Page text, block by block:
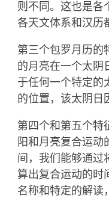
则不同。这也是各
各天文体系和汉历
第三个包罗月历的
的月亮在一个太阴
于任何一个特定的
的位置，该太阴日
第四个和第五个特
阳和月亮复合运
间，我们能够通过
算出复合运动的时
名称和特定的解读